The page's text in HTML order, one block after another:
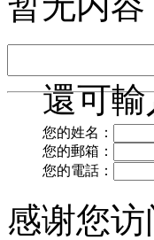
還可
您的姓名：
您的郵箱：
您的電話：
感谢您